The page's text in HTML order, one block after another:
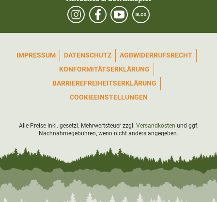
IMPRESSUM DATENSCHUTZ AGBWIDERRUFSRECHT
KONFORMITÄTSERKLÄRUNG
BARRIEREFREIHEITSERKLÄRUNG
COOKIEEINSTELLUNGEN
Alle Preise inkl. gesetzl. Mehrwertsteuer zzgl. Versandkosten und ggf.
Nachnahmegebühren, wenn nicht anders angegeben.